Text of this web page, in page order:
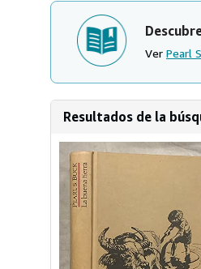
Ver Pearl
Resultados de la